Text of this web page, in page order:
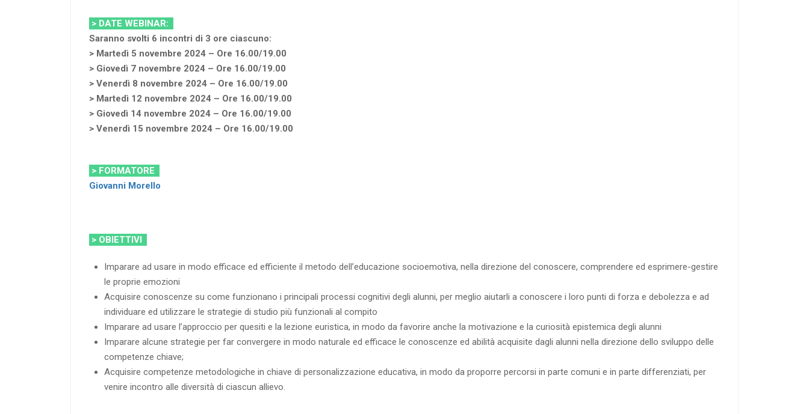
> DATE WEBINAR:
Saranno svolti 6 incontri di 3 ore ciascuno:
> Martedì 5 novembre 2024 – Ore 16.00/19.00
> Giovedì 7 novembre 2024 – Ore 16.00/19.00
> Venerdì 8 novembre 2024 – Ore 16.00/19.00
> Martedì 12 novembre 2024 – Ore 16.00/19.00
> Giovedì 14 novembre 2024 – Ore 16.00/19.00
> Venerdì 15 novembre 2024 – Ore 16.00/19.00
> FORMATORE
Giovanni Morello
> OBIETTIVI
Imparare ad usare in modo efficace ed efficiente il metodo dell’educazione socioemotiva, nella direzione del conoscere, comprendere ed esprimere-gestire
le proprie emozioni
Acquisire conoscenze su come funzionano i principali processi cognitivi degli alunni, per meglio aiutarli a conoscere i loro punti di forza e debolezza e ad
individuare ed utilizzare le strategie di studio più funzionali al compito
Imparare ad usare l’approccio per quesiti e la lezione euristica, in modo da favorire anche la motivazione e la curiosità epistemica degli alunni
Imparare alcune strategie per far convergere in modo naturale ed efficace le conoscenze ed abilità acquisite dagli alunni nella direzione dello sviluppo delle
competenze chiave;
Acquisire competenze metodologiche in chiave di personalizzazione educativa, in modo da proporre percorsi in parte comuni e in parte differenziati, per
venire incontro alle diversità di ciascun allievo.